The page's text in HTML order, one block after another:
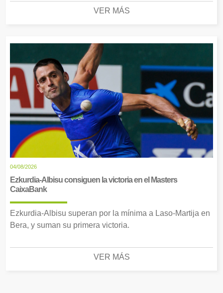
VER MÁS
04/08/2026
Ezkurdia-Albisu consiguen la victoria en el Masters
CaixaBank
Ezkurdia-Albisu superan por la mínima a Laso-Martija en
Bera, y suman su primera victoria.
VER MÁS